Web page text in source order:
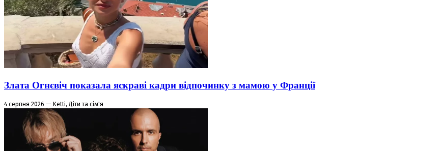
Злата Огнєвіч показала яскраві кадри відпочинку з мамою у Франції
4 серпня 2026 — Ketti, Діти та сім'я